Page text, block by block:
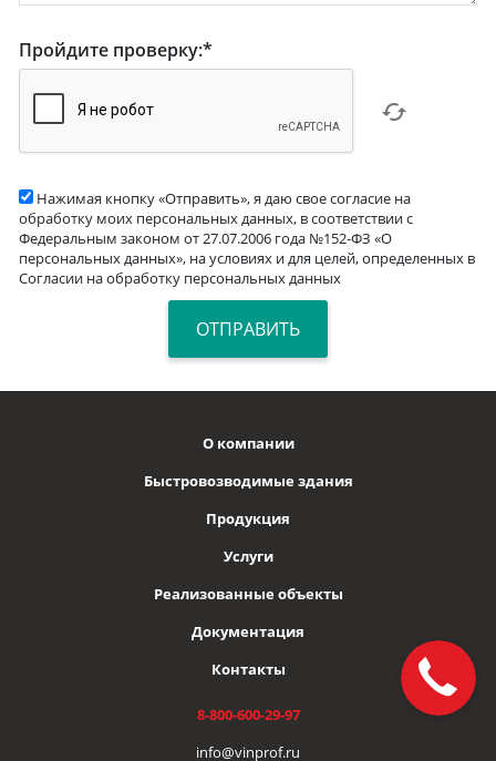
Пройдите проверку:*
Нажимая кнопку «Отправить», я даю свое согласие на
обработку моих персональных данных, в соответствии с
Федеральным законом от 27.07.2006 года №152-ФЗ «О
персональных данных», на условиях и для целей, определенных в
Согласии на обработку персональных данных
О компании
Быстровозводимые здания
Продукция
Услуги
Реализованные объекты
Документация
Контакты
8-800-600-29-97
info@vinprof.ru